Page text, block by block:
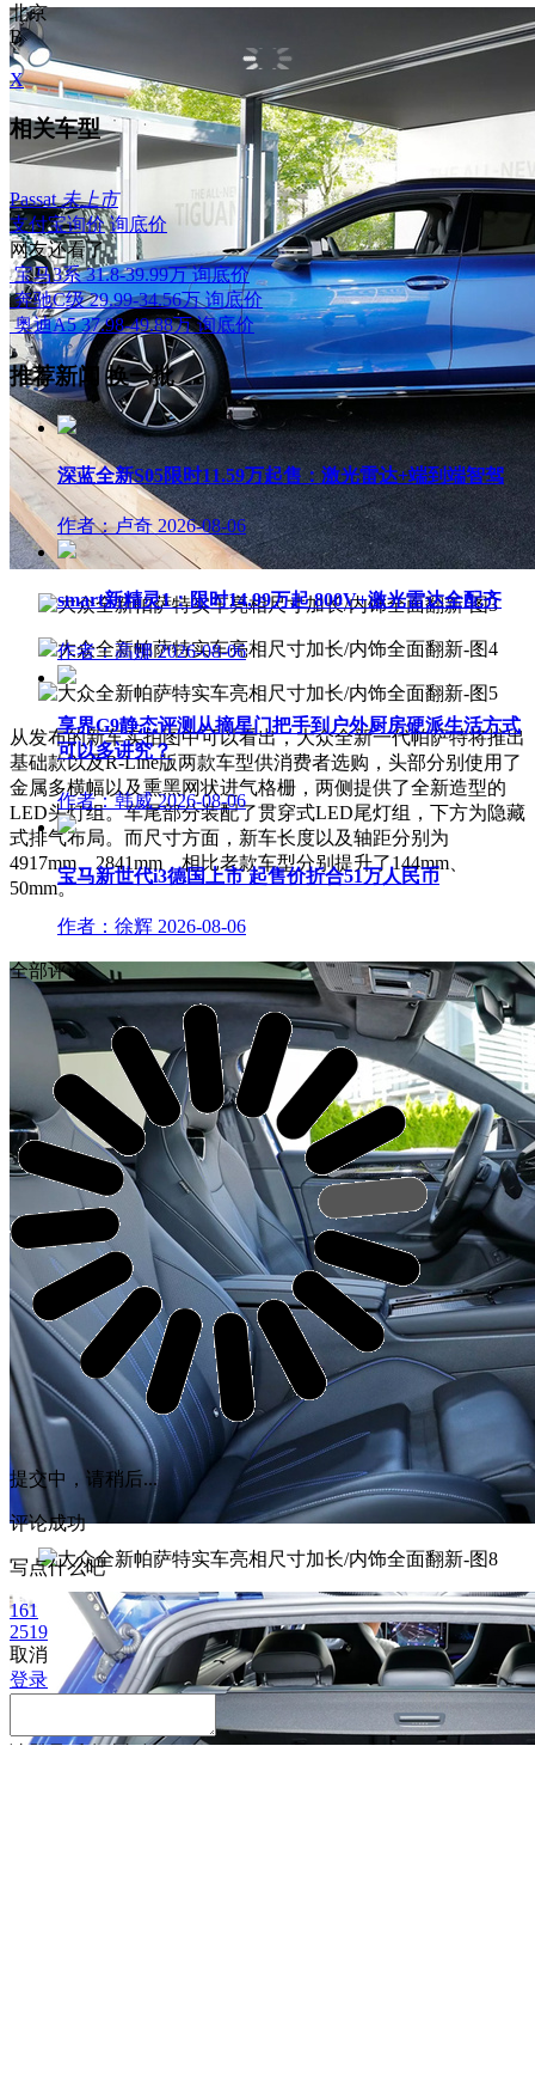
从发布的新车实拍图中可以看出，大众全新一代帕萨特将推出
基础款以及R-Line版两款车型供消费者选购，头部分别使用了
金属多横幅以及熏黑网状进气格栅，两侧提供了全新造型的
LED头灯组。车尾部分装配了贯穿式LED尾灯组，下方为隐藏
式排气布局。而尺寸方面，新车长度以及轴距分别为
4917mm、2841mm，相比老款车型分别提升了144mm、
50mm。
北京
B
X
相关车型
Passat 未上市
支付宝询价 询底价
网友还看了
宝马3系 31.8-39.99万 询底价
奔驰C级 29.99-34.56万 询底价
奥迪A5 37.98-49.88万 询底价
推荐新闻换一批
深蓝全新S05限时11.59万起售：激光雷达+端到端智驾
作者：卢奇 2026-08-06
smart新精灵1：限时14.99万起 800V+激光雷达全配齐
作者：高娜 2026-08-06
享界G9静态评测从摘星门把手到户外厨房硬派生活方式
可以多讲究？
作者：韩威 2026-08-06
宝马新世代i3德国上市 起售价折合51万人民币
作者：徐辉 2026-08-06
全部评论
提交中，请稍后...
评论成功
写点什么吧
161
2519
取消
登录